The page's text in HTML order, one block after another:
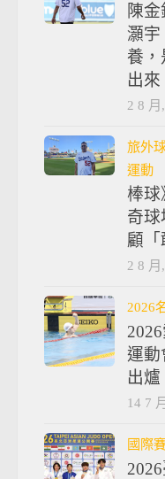
陳
灝宇
養，
出來
2 8 月
旅外
運動
棒球
奇
顧「
2 8 月
2026
運動
出爐
14 7
國際